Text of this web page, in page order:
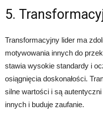
5.
Transformacyjny lider ma
motywowania innych do
stawia wysokie standardy i
osiągnięcia doskonałości.
silne wartości i są
innych i buduje zaufanie.